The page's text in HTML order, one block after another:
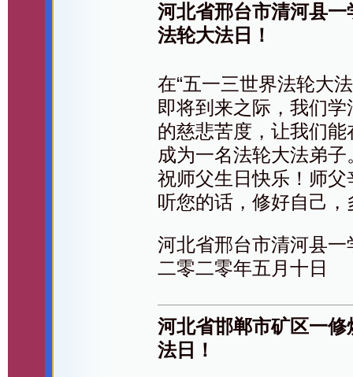
河北省邢台市清河县
法轮大法日！
在“五一三世界法轮大
即将到来之际，我们
的慈悲苦度，让我们
成为一名法轮大法弟
祝师父生日快乐！师
听您的话，修好自己
河北省邢台市清河县
二零二零年五月十日
河北省邯郸市矿区一
法日！